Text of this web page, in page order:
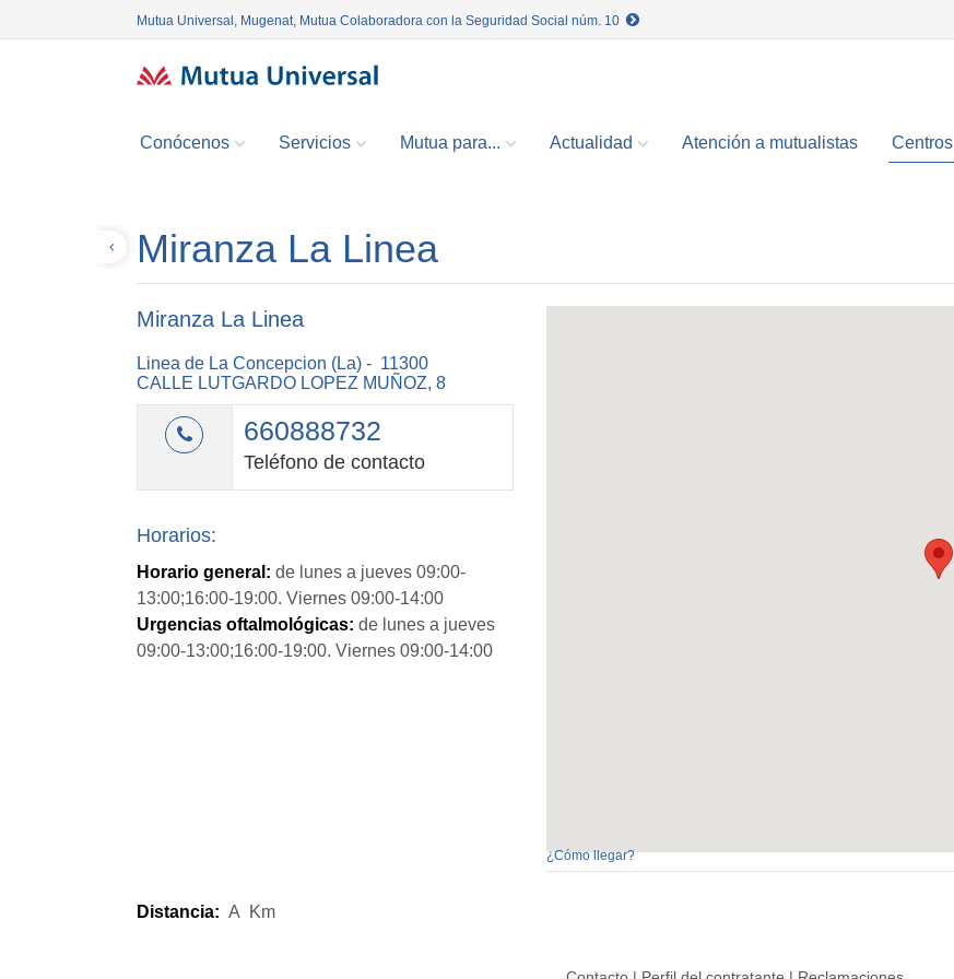
Mutua Universal, Mugenat, Mutua Colaboradora con la Seguridad Social núm. 10
Conócenos Servicios Mutua para... Actualidad Atención a mutualistas Centros
Miranza La Linea
Miranza La Linea
Linea de La Concepcion (La) - 11300
CALLE LUTGARDO LOPEZ MUÑOZ, 8
660888732
Teléfono de contacto
Horarios:
Horario general: de lunes a jueves 09:00-
13:00;16:00-19:00. Viernes 09:00-14:00
Urgencias oftalmológicas: de lunes a jueves
09:00-13:00;16:00-19:00. Viernes 09:00-14:00
¿Cómo llegar?
Distancia: A Km